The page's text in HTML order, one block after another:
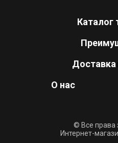
Каталог
Доставка
О нас
© Все права
Интернет-